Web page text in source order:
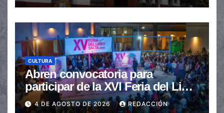
CULTURA
Abren convocatoria para
participar de la XVI Feria del Libro
de Salta
4 DE AGOSTO DE 2026 REDACCIÓN